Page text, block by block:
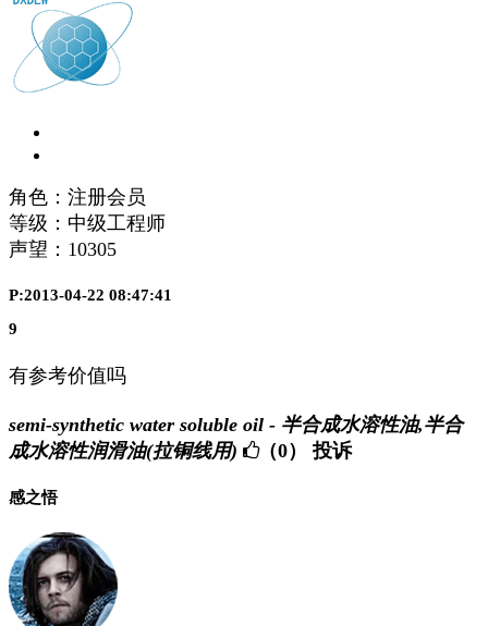
角色：注册会员
等级：中级工程师
声望： 10305
P:2013-04-22 08:47:41
9
有参考价值吗
semi-synthetic water soluble oil - 半合成水溶性油,半合
成水溶性润滑油(拉铜线用)
（0） 投诉
感之悟